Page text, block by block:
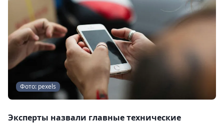
Фото: pexels
Эксперты назвали главные технические